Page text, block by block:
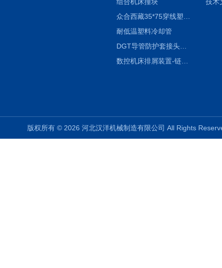
耐低温塑料冷却管
DGT导管防护套接头形式与参数
数控机床排屑装置-链板式排屑机
版权所有 © 2026 河北汉洋机械制造有限公司 All Rights